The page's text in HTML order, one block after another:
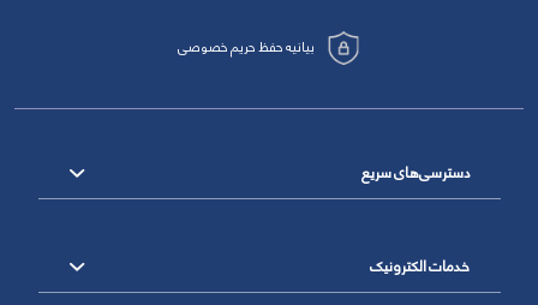
بیانیه حفظ حریم خصوصی
دسترسی‌های سریع
خدمات الکترونیک